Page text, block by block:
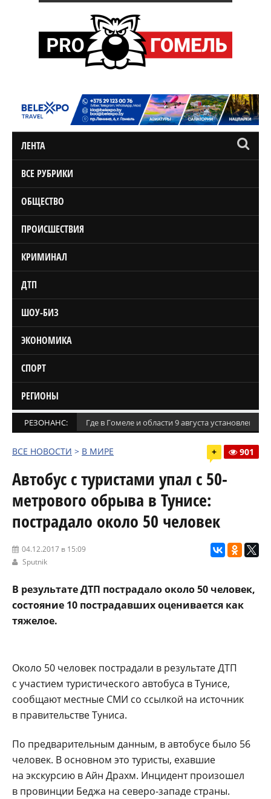
ЛЕНТА
ВСЕ РУБРИКИ
ОБЩЕСТВО
ПРОИСШЕСТВИЯ
КРИМИНАЛ
ДТП
ШОУ-БИЗ
ЭКОНОМИКА
СПОРТ
РЕГИОНЫ
РЕЗОНАНС: Где в Гомеле и области 9 августа установлены
ВСЕ НОВОСТИ > В МИРЕ + 901
Автобус с туристами упал с 50-
метрового обрыва в Тунисе:
пострадало около 50 человек
04.12.2017 в 15:09
Sputnik
В результате ДТП пострадало около 50 человек,
состояние 10 пострадавших оценивается как
тяжелое.
Около 50 человек пострадали в результате ДТП
с участием туристического автобуса в Тунисе,
сообщают местные СМИ со ссылкой на источник
в правительстве Туниса.
По предварительным данным, в автобусе было 56
человек. В основном это туристы, ехавшие
на экскурсию в Айн Драхм. Инцидент произошел
в провинции Беджа на северо-западе страны.